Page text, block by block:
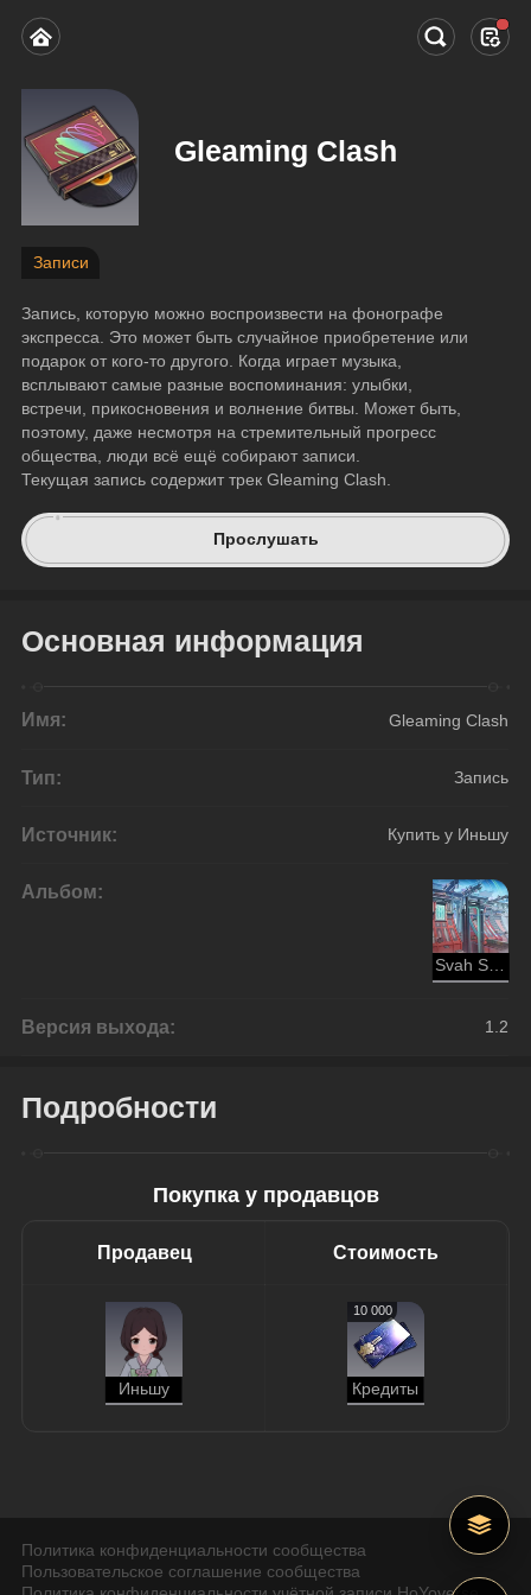
Gleaming Clash
Записи
Запись, которую можно воспроизвести на фонографе
экспресса. Это может быть случайное приобретение или
подарок от кого-то другого. Когда играет музыка,
всплывают самые разные воспоминания: улыбки,
встречи, прикосновения и волнение битвы. Может быть,
поэтому, даже несмотря на стремительный прогресс
общества, люди всё ещё собирают записи.
Текущая запись содержит трек Gleaming Clash.
Прослушать
Основная информация
Имя: Gleaming Clash
Тип: Запись
Источник: Купить у Иньшу
Альбом:
Svah Sanishyu
Версия выхода: 1.2
Подробности
Покупка у продавцов
Продавец Стоимость
Иньшу
10 000
Кредиты
Политика конфиденциальности сообщества
Пользовательское соглашение сообщества